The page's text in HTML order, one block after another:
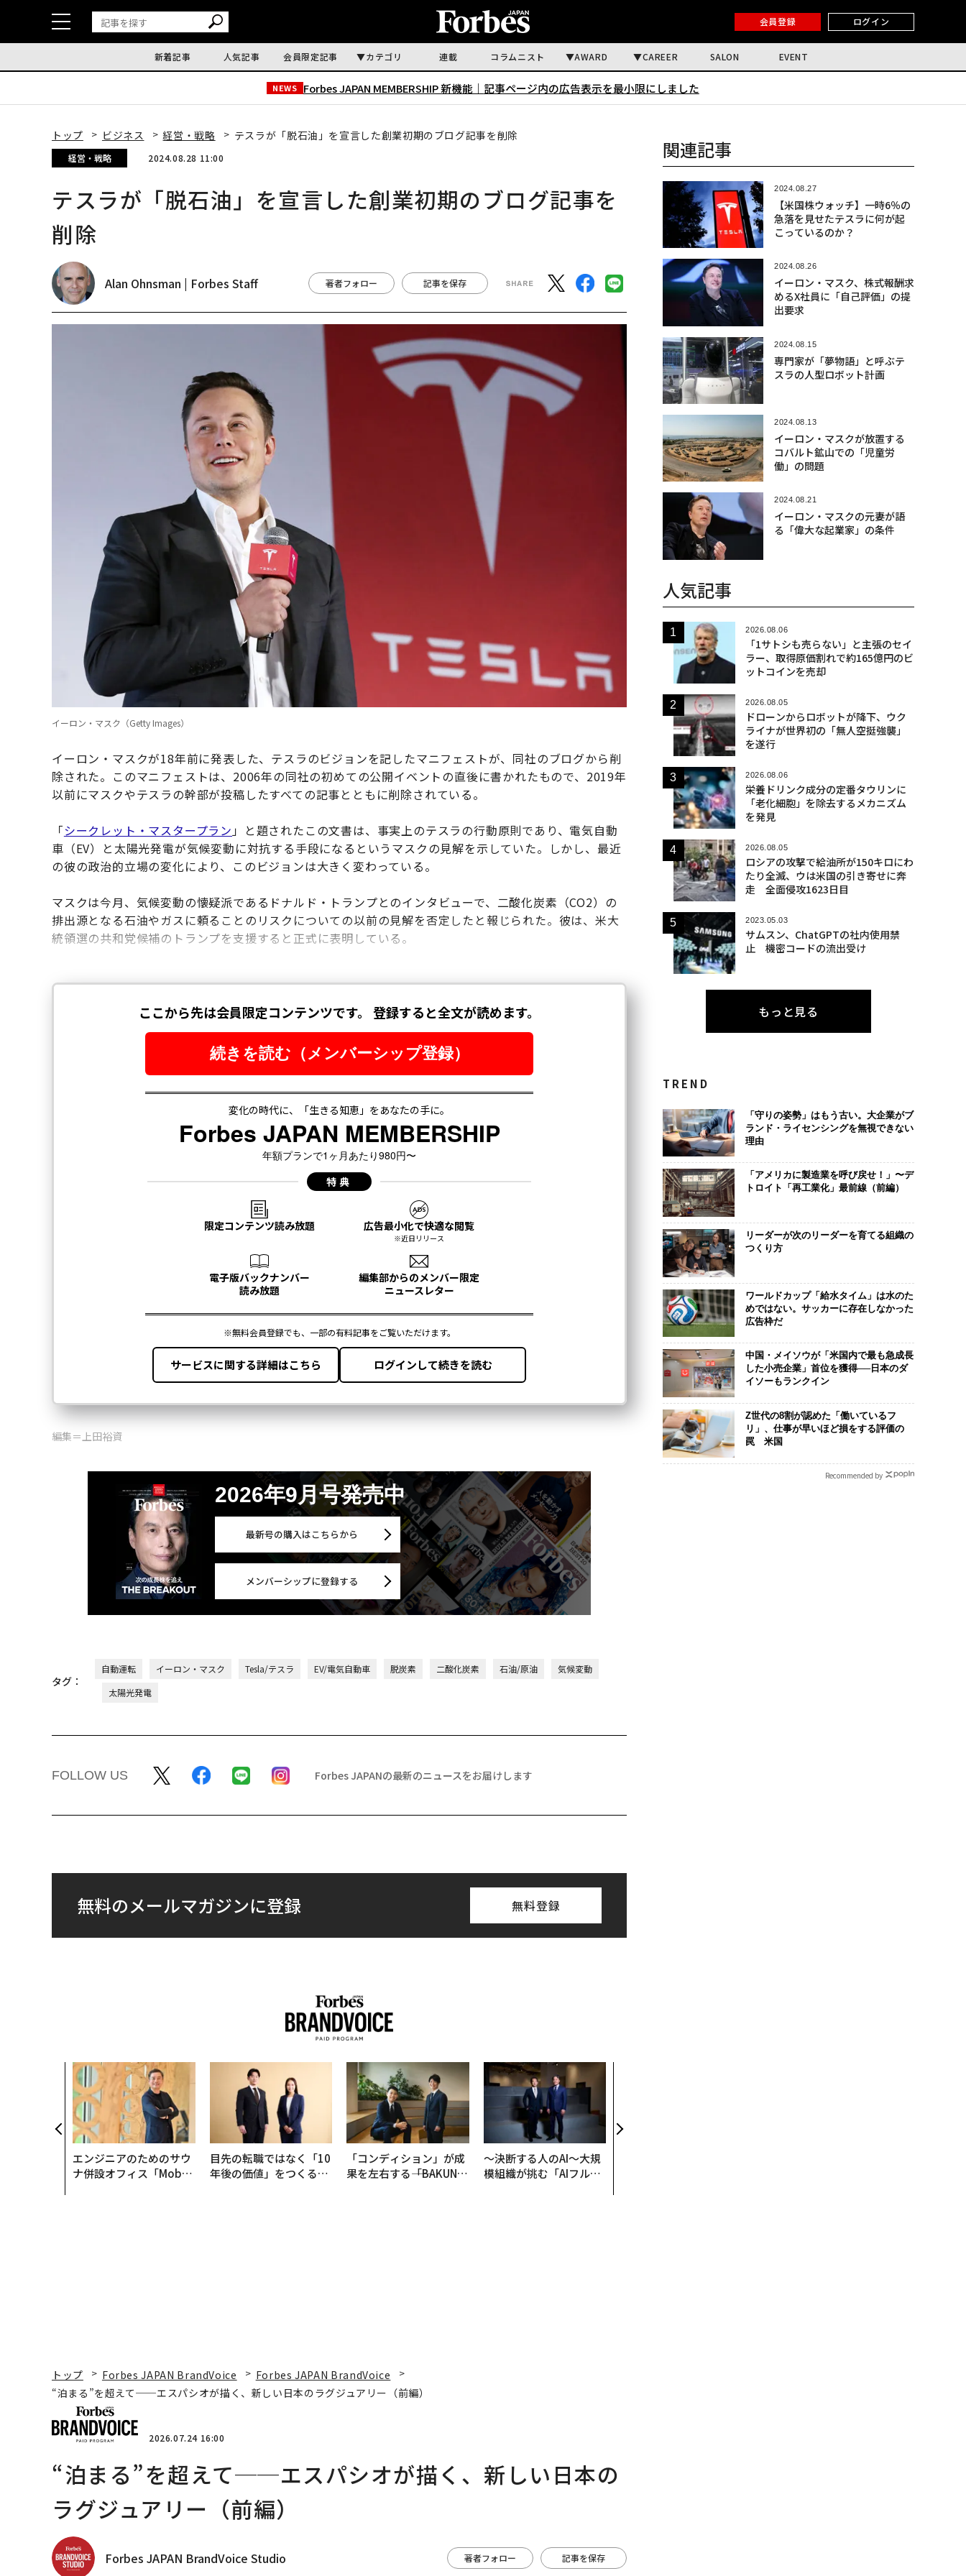
会員登録 ログイン
新着記事 人気記事 会員限定記事 カテゴリ 連載 コラムニスト AWARD CAREER SALON EVENT
NEWS Forbes JAPAN MEMBERSHIP 新機能｜ 記事ページ内の広告表示を最小限にしました
トップ ビジネス 経営・戦略 テスラが「脱石油」を宣言した創業初期のブログ記事を削除
経営・戦略 2024.08.28 11:00
テスラが「脱石油」を宣言した創業初期のブログ記事を
削除
Alan Ohnsman | Forbes Staff 著者フォロー 記事を保存
イーロン・マスク（Getty Images）
イーロン・マスクが18年前に発表した、テスラのビジョンを記したマニフェストが、同社のブログから削
除された。このマニフェストは、2006年の同社の初めての公開イベントの直後に書かれたもので、2019年
以前にマスクやテスラの幹部が投稿したすべての記事とともに削除されている。
「シークレット・マスタープラン」と題されたこの文書は、事実上のテスラの行動原則であり、電気自動
車（EV）と太陽光発電が気候変動に対抗する手段になるというマスクの見解を示していた。しかし、最近
の彼の政治的立場の変化により、このビジョンは大きく変わっている。
マスクは今月、気候変動の懐疑派であるドナルド・トランプとのインタビューで、二酸化炭素（CO2）の
排出源となる石油やガスに頼ることのリスクについての以前の見解を否定したと報じられた。彼は、米大
統領選の共和党候補のトランプを支援すると正式に表明している。
編集＝上田裕資
2026年9月号発売中
最新号の購入はこちらから
メンバーシップに登録する
タグ：
自動運転 イーロン・マスク Tesla/テスラ EV/電気自動車 脱炭素 二酸化炭素 石油/原油
気候変動
太陽光発電
FOLLOW US Forbes JAPANの最新のニュースをお届けします
無料のメールマガジンに登録 無料登録
エンジニアのためのサウ
ナ併設オフィス「Mobiu
目先の転職ではなく「10
年後の価値」をつくる─
「コンディション」が成
果を左右する――「BAKUN
〜決断する人のAI〜大規
模組織が挑む「AIフル実
関連記事
2024.08.27
【米国株ウォッチ】一時6％の
急落を見せたテスラに何が起
こっているのか？
2024.08.26
イーロン・マスク、株式報酬求
めるX社員に「自己評価」の提
出要求
2024.08.15
専門家が「夢物語」と呼ぶテ
スラの人型ロボット計画
2024.08.13
イーロン・マスクが放置する
コバルト鉱山での「児童労
働」の問題
2024.08.21
イーロン・マスクの元妻が語
る「偉大な起業家」の条件
人気記事
2026.08.06
「1サトシも売らない」と主張のセイ
ラー、取得原価割れで約165億円のビ
ットコインを売却
2026.08.05
ドローンからロボットが降下、ウク
ライナが世界初の「無人空挺強襲」
を遂行
2026.08.06
栄養ドリンク成分の定番タウリンに
「老化細胞」を除去するメカニズム
を発見
2026.08.05
ロシアの攻撃で給油所が150キロにわ
たり全滅、ウは米国の引き寄せに奔
走 全面侵攻1623日目
2023.05.03
サムスン、ChatGPTの社内使用禁
止 機密コードの流出受け
もっと見る
TREND
「守りの姿勢」はもう古い。大企業がブ
ランド・ライセンシングを無視できない
理由
「アメリカに製造業を呼び戻せ！」〜デ
トロイト「再工業化」最前線（前編）
リーダーが次のリーダーを育てる組織の
つくり方
ワールドカップ「給水タイム」は水のた
めではない。サッカーに存在しなかった
広告枠だ
中国・メイソウが「米国内で最も急成長
した小売企業」首位を獲得──日本のダ
イソーもランクイン
Z世代の8割が認めた「働いているフ
リ」、仕事が早いほど損をする評価の
罠 米国
Recommended by
トップ Forbes JAPAN BrandVoice
Forbes JAPAN BrandVoice
“泊まる”を超えて──エスパシオが描く、新しい日本のラグジュアリー（前編）
2026.07.24 16:00
“泊まる”を超えて──エスパシオが描く、新しい日本の
ラグジュアリー（前編）
Forbes JAPAN BrandVoice Studio 著者フォロー 記事を保存